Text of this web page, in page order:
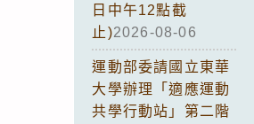
日中午12點截
止)2026-08-06
運動部委請國立東華
大學辦理「適應運動
共學行動站」第二階